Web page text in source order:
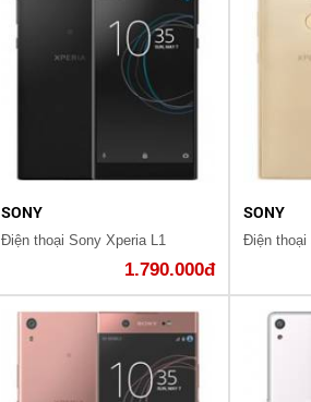
SONY
Điện thoại Sony Xperia L1
1.790.000đ
SONY
Điện thoại